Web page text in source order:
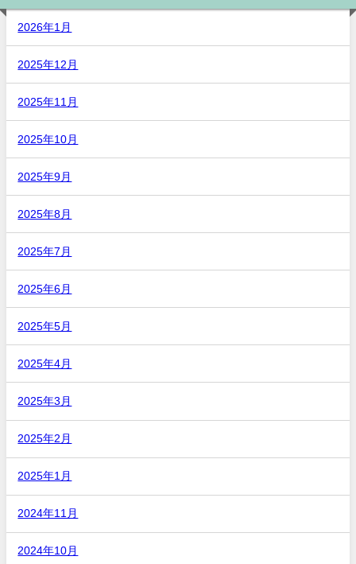
2026年1月
2025年12月
2025年11月
2025年10月
2025年9月
2025年8月
2025年7月
2025年6月
2025年5月
2025年4月
2025年3月
2025年2月
2025年1月
2024年11月
2024年10月